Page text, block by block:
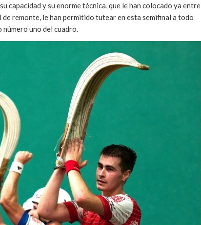
capacidad y su enorme técnica, que le han colocado ya entre
remonte, le han permitido tutear en esta semifinal a todo
uno del cuadro.